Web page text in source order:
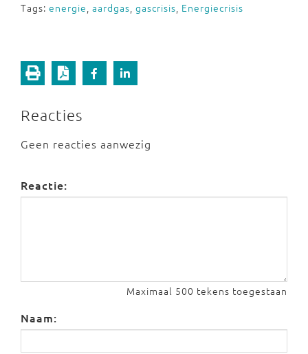
Tags: energie, aardgas, gascrisis, Energiecrisis
Reacties
Geen reacties aanwezig
Reactie:
Maximaal 500 tekens toegestaan
Naam: